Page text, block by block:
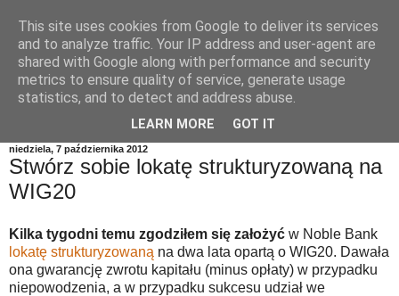
niedziela, 7 października 2012
Stwórz sobie lokatę strukturyzowaną na
WIG20
Kilka tygodni temu zgodziłem się założyć w Noble Bank
lokatę strukturyzowaną na dwa lata opartą o WIG20. Dawała
ona gwarancję zwrotu kapitału (minus opłaty) w przypadku
niepowodzenia, a w przypadku sukcesu udział we
This site uses cookies from Google to deliver its services
and to analyze traffic. Your IP address and user-agent are
shared with Google along with performance and security
metrics to ensure quality of service, generate usage
statistics, and to detect and address abuse.
LEARN MORE GOT IT